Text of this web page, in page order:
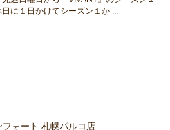
に１日かけてシーズン１か ...
ォート 札幌パルコ店